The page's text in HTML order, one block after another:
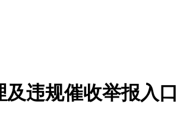
违规催收举报入口